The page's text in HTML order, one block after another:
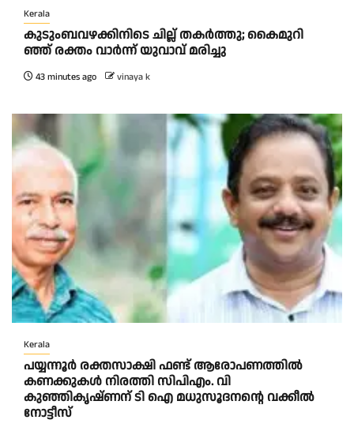
Kerala
കു​ടും​ബ​വ​ഴ​ക്കി​നി​ടെ ചി​ല്ല് ത​ക​ർ​ത്തു; കൈ​മു​റി​
ഞ്ഞ് ര​ക്തം വാ​ർ​ന്ന് യു​വാ​വ് മ​രി​ച്ചു
43 minutes ago vinaya k
Kerala
പയ്യന്നൂർ രക്തസാക്ഷി ഫണ്ട് ആരോപണത്തിൽ
കണക്കുകൾ നിരത്തി സിപിഎം. വി
കുഞ്ഞികൃഷ്ണന് ടി ഐ മധുസൂദനൻ്റെ വക്കീൽ
നോട്ടീസ്